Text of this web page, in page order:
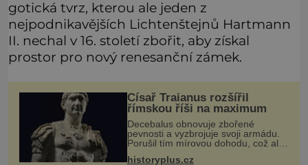
gotická tvrz, kterou ale jeden z
nejpodnikavějších Lichtenštejnů Hartmann
II. nechal v 16. století zbořit, aby získal
prostor pro nový renesanční zámek.
Císař Traianus rozšířil
římskou říši na maximum
Decebalus obnovuje zbořené
pevnosti a vyzbrojuje svoji armádu.
Porušil tím mírovou dohodu, což ale
záminku k nové válce. Brzy opět
historyplus.cz